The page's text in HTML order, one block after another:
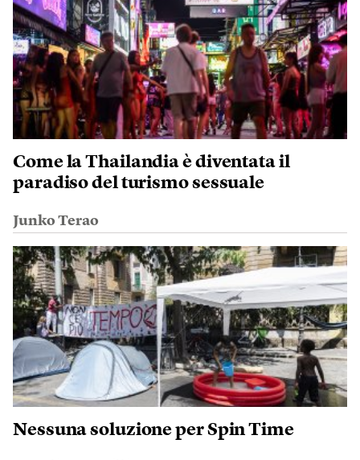
Come la Thailandia è diventata il
paradiso del turismo sessuale
Junko Terao
Nessuna soluzione per Spin Time